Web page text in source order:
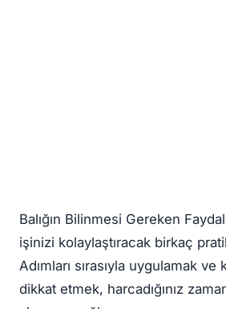
Balığın Bilinmesi Gereken
işinizi kolaylaştıracak birkaç
Adımları sırasıyla uygulamak
dikkat etmek, harcadığınız